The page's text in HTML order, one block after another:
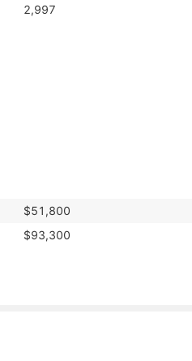
2,997
$51,800
$93,300